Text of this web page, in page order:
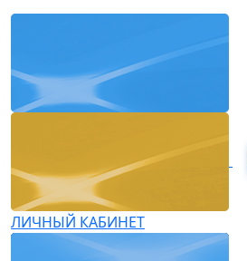
ЛИЧНЫЙ КАБИНЕТ